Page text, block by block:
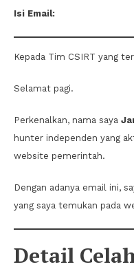
Isi Email:
Kepada Tim CSIRT yang
Selamat pagi.
Perkenalkan, nama saya
hunter independen yang
website pemerintah.
Dengan adanya email ini,
yang saya temukan pada
Detail